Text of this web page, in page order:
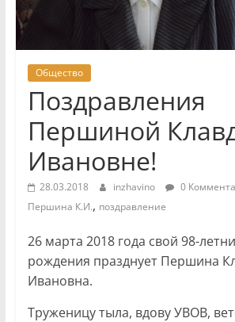
Общество
Поздравления
Першиной
Ивановне!
28.03.2018 inzhavino 0
Першина К.И., поздравление
26 марта 2018 года свой 98-
рождения празднует Першина
Ивановна.
Труженицу тыла, вдову УВОВ,